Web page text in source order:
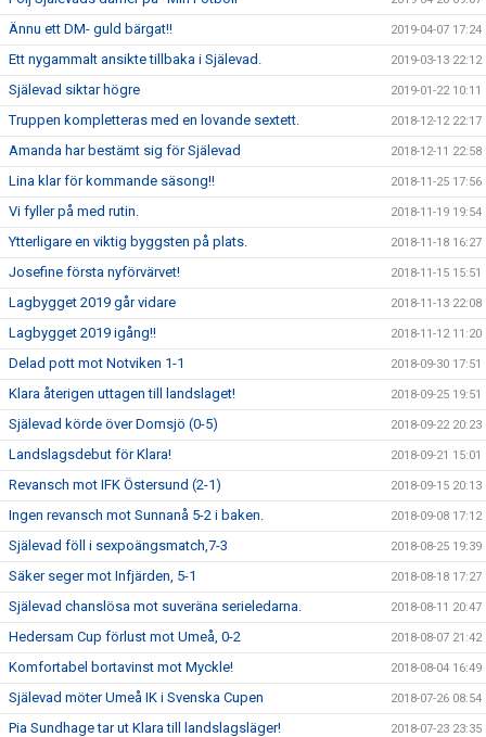
Ännu ett DM- guld bärgat!! 2019-04-07 17:24
Ett nygammalt ansikte tillbaka i Själevad. 2019-03-13 22:12
Själevad siktar högre 2019-01-22 10:11
Truppen kompletteras med en lovande sextett. 2018-12-12 22:17
Amanda har bestämt sig för Själevad 2018-12-11 22:58
Lina klar för kommande säsong!! 2018-11-25 17:56
Vi fyller på med rutin. 2018-11-19 19:54
Ytterligare en viktig byggsten på plats. 2018-11-18 16:27
Josefine första nyförvärvet! 2018-11-15 15:51
Lagbygget 2019 går vidare 2018-11-13 22:08
Lagbygget 2019 igång!! 2018-11-12 11:20
Delad pott mot Notviken 1-1 2018-09-30 17:51
Klara återigen uttagen till landslaget! 2018-09-25 19:51
Själevad körde över Domsjö (0-5) 2018-09-22 20:23
Landslagsdebut för Klara! 2018-09-21 15:01
Revansch mot IFK Östersund (2-1) 2018-09-15 20:13
Ingen revansch mot Sunnanå 5-2 i baken. 2018-09-08 17:12
Själevad föll i sexpoängsmatch,7-3 2018-08-25 19:39
Säker seger mot Infjärden, 5-1 2018-08-18 17:27
Själevad chanslösa mot suveräna serieledarna. 2018-08-11 20:47
Hedersam Cup förlust mot Umeå, 0-2 2018-08-07 21:42
Komfortabel bortavinst mot Myckle! 2018-08-04 16:49
Själevad möter Umeå IK i Svenska Cupen 2018-07-26 08:54
Pia Sundhage tar ut Klara till landslagsläger! 2018-07-23 23:35